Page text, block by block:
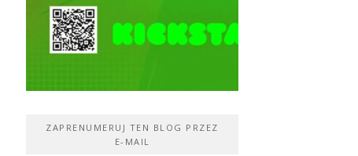
ZAPRENUMERUJ TEN BLOG PRZEZ
E-MAIL